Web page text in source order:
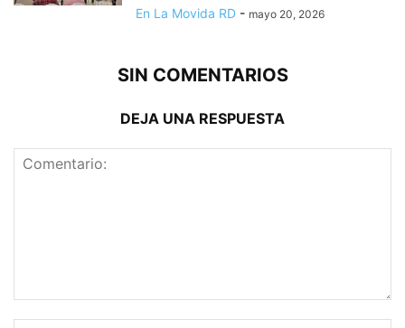
En La Movida RD - mayo 20, 2026
SIN COMENTARIOS
DEJA UNA RESPUESTA